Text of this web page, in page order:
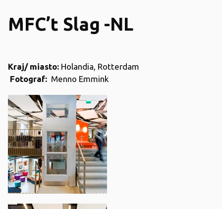
MFC’t Slag -NL
Kraj/ miasto: Holandia, Rotterdam
Fotograf: Menno Emmink